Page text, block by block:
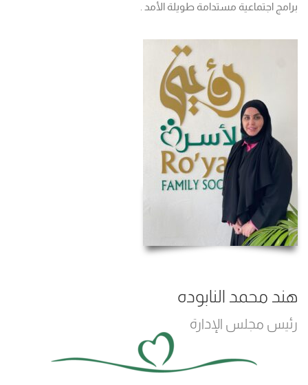
برامج اجتماعية مستدامة طويلة الأمد .
هند محمد النابوده
رئيس مجلس الإدارة